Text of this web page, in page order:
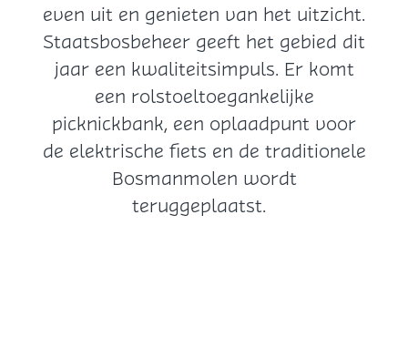
even uit en genieten van het uitzicht.
Staatsbosbeheer geeft het gebied dit
jaar een kwaliteitsimpuls. Er komt
een rolstoeltoegankelijke
picknickbank, een oplaadpunt voor
de elektrische fiets en de traditionele
Bosmanmolen wordt
teruggeplaatst.